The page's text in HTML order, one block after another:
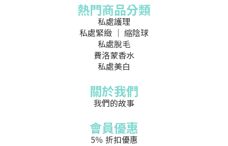
熱門商品分類
私處護理
私處緊緻 ｜ 縮陰球
私處脫毛
費洛蒙香水
私處美白
關於我們
我們的故事
會員優惠
5％ 折扣優惠